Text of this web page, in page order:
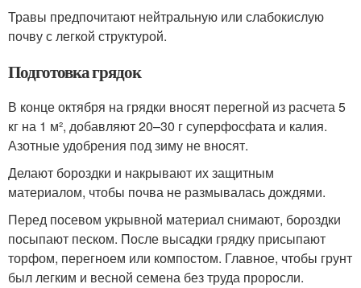
Травы предпочитают нейтральную или слабокислую
почву с легкой структурой.
Подготовка грядок
В конце октября на грядки вносят перегной из расчета 5
кг на 1 м², добавляют 20–30 г суперфосфата и калия.
Азотные удобрения под зиму не вносят.
Делают бороздки и накрывают их защитным
материалом, чтобы почва не размывалась дождями.
Перед посевом укрывной материал снимают, бороздки
посыпают песком. После высадки грядку присыпают
торфом, перегноем или компостом. Главное, чтобы грунт
был легким и весной семена без труда проросли.